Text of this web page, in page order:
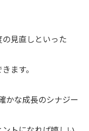
見直しといった
ます。
かな成長のシナジー